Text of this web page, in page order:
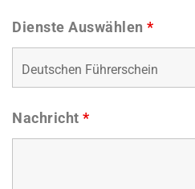
Dienste Auswählen *
Nachricht *